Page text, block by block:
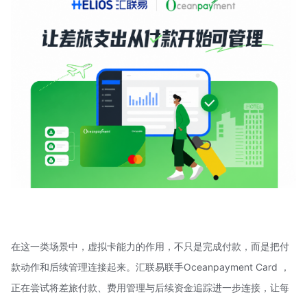
在这一类场景中，虚拟卡能力的作用，不只是完成付款，而是把付
款动作和后续管理连接起来。汇联易联手Oceanpayment Card ，
正在尝试将差旅付款、费用管理与后续资金追踪进一步连接，让每